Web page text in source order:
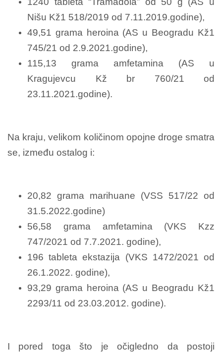
Nišu Kž1 518/2019 od 7.11.2019.godine),
49,51 grama heroina (AS u Beogradu Kž1
745/21 od 2.9.2021.godine),
115,13 grama amfetamina (AS u
Kragujevcu Kž br 760/21 od
23.11.2021.godine).
Na kraju, velikom količinom opojne droge smatra
se, između ostalog i:
20,82 grama marihuane (VSS 517/22 od
31.5.2022.godine)
56,58 grama amfetamina (VKS Kzz
747/2021 od 7.7.2021. godine),
196 tableta ekstazija (VKS 1472/2021 od
26.1.2022. godine),
93,29 grama heroina (AS u Beogradu Kž1
2293/11 od 23.03.2012. godine).
I pored toga što je očigledno da postoji